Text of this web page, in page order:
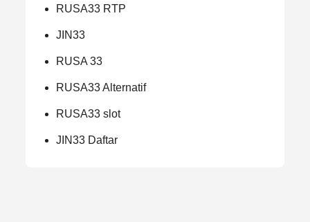
RUSA33 RTP
JIN33
RUSA 33
RUSA33 Alternatif
RUSA33 slot
JIN33 Daftar